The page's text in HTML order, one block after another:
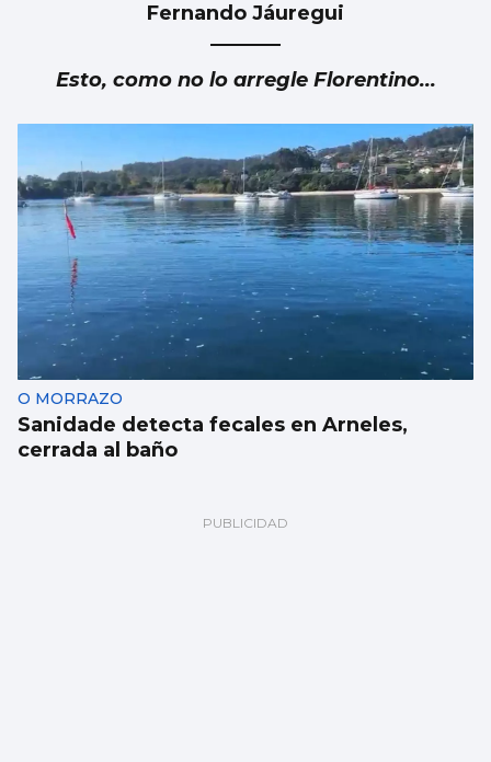
Fernando Jáuregui
Esto, como no lo arregle Florentino...
O MORRAZO
Sanidade detecta fecales en Arneles,
cerrada al baño